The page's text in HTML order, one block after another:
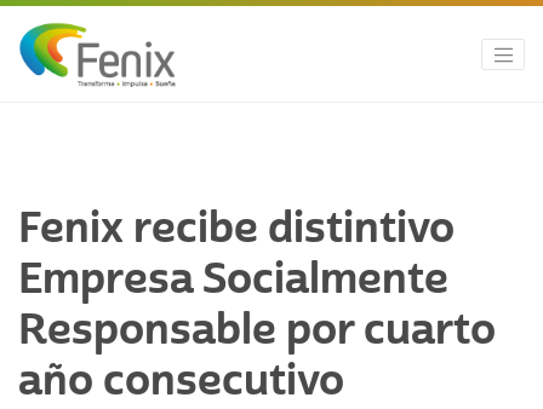
Fenix recibe distintivo
Empresa Socialmente
Responsable por cuarto
año consecutivo